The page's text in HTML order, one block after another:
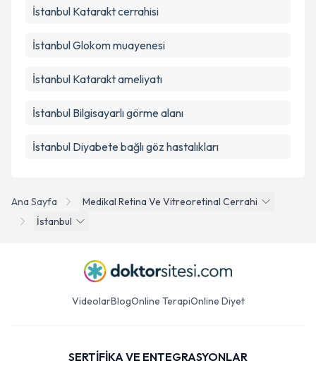
Ana Sayfa
Medikal Retina Ve Vitreoretinal Cerrahi
İstanbul
İstanbul Katarakt cerrahisi
İstanbul Glokom muayenesi
İstanbul Katarakt ameliyatı
İstanbul Bilgisayarlı görme alanı
İstanbul Diyabete bağlı göz hastalıkları
VideolarBlogOnline TerapiOnline Diyet
SERTİFİKA VE ENTEGRASYONLAR